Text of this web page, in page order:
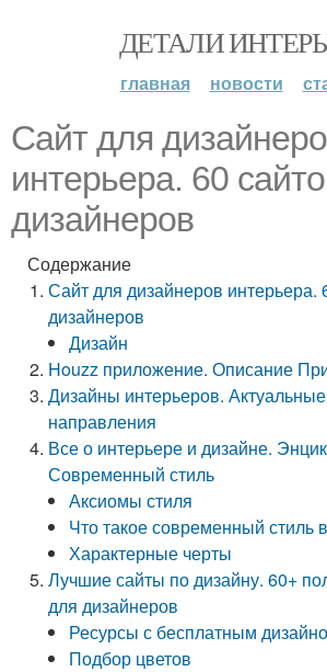
ДЕТАЛИ
главная новости
Сайт для
интерьера. 60
дизайнеров
Содержание
Сайт для дизайнеров интерьера.
дизайнеров
Дизайн
Houzz приложение. Описание
Дизайны интерьеров. Актуальные
направления
Все о интерьере и дизайне.
Современный стиль
Аксиомы стиля
Что такое современный стиль
Характерные черты
Лучшие сайты по дизайну. 60+
для дизайнеров
Ресурсы с бесплатным
Подбор цветов